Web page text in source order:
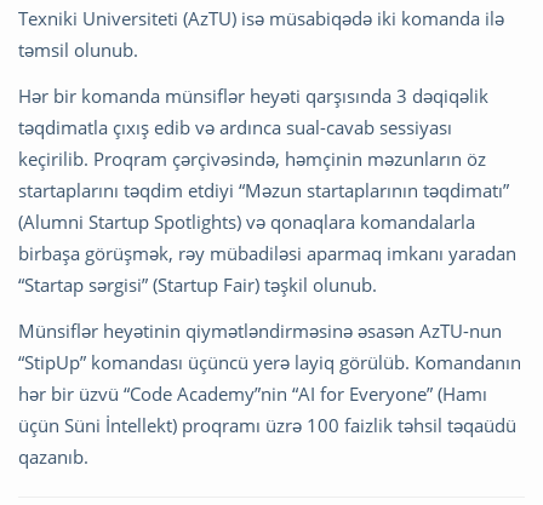
Texniki Universiteti (AzTU) isə müsabiqədə iki komanda ilə
təmsil olunub.
Hər bir komanda münsiflər heyəti qarşısında 3 dəqiqəlik
təqdimatla çıxış edib və ardınca sual-cavab sessiyası
keçirilib. Proqram çərçivəsində, həmçinin məzunların öz
startaplarını təqdim etdiyi “Məzun startaplarının təqdimatı”
(Alumni Startup Spotlights) və qonaqlara komandalarla
birbaşa görüşmək, rəy mübadiləsi aparmaq imkanı yaradan
“Startap sərgisi” (Startup Fair) təşkil olunub.
Münsiflər heyətinin qiymətləndirməsinə əsasən AzTU-nun
“StipUp” komandası üçüncü yerə layiq görülüb. Komandanın
hər bir üzvü “Code Academy”nin “AI for Everyone” (Hamı
üçün Süni İntellekt) proqramı üzrə 100 faizlik təhsil təqaüdü
qazanıb.